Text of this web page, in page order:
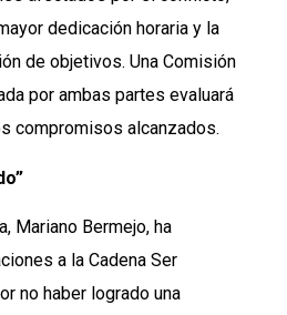
dedicación horaria y la
de objetivos. Una Comisión
por ambas partes evaluará
compromisos alcanzados.
Mariano Bermejo, ha
a la Cadena Ser
no haber logrado una